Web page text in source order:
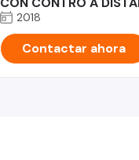
2018
Contactar ahora